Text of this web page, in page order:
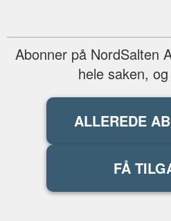
Abonner på NordSalten
hele saken,
ALLEREDE
FÅ